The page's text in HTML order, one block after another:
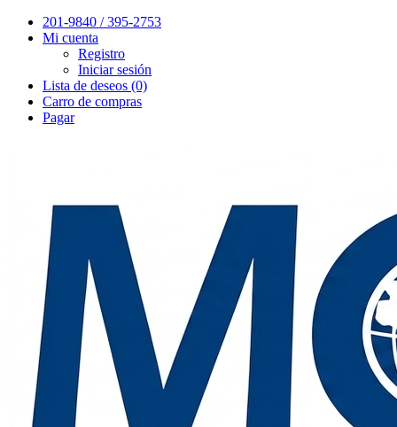
201-9840 / 395-2753
Mi cuenta
Registro
Iniciar sesión
Lista de deseos (0)
Carro de compras
Pagar